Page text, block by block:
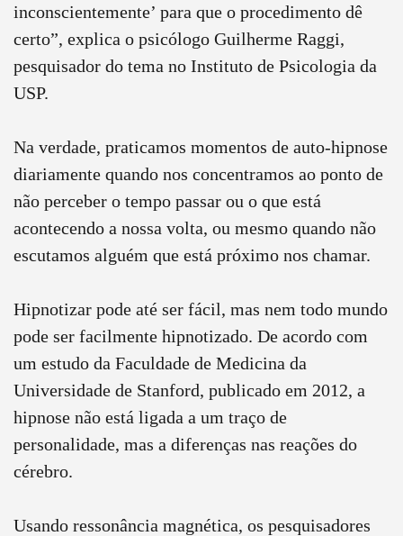
inconscientemente’ para que o procedimento dê
certo”, explica o psicólogo Guilherme Raggi,
pesquisador do tema no Instituto de Psicologia da
USP.
Na verdade, praticamos momentos de auto-hipnose
diariamente quando nos concentramos ao ponto de
não perceber o tempo passar ou o que está
acontecendo a nossa volta, ou mesmo quando não
escutamos alguém que está próximo nos chamar.
Hipnotizar pode até ser fácil, mas nem todo mundo
pode ser facilmente hipnotizado. De acordo com
um estudo da Faculdade de Medicina da
Universidade de Stanford, publicado em 2012, a
hipnose não está ligada a um traço de
personalidade, mas a diferenças nas reações do
cérebro.
Usando ressonância magnética, os pesquisadores